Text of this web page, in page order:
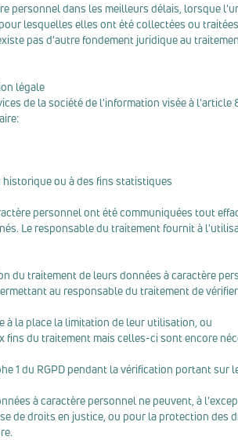
personnel dans les meilleurs délais, lorsque
lesquelles elles ont été collectées ou
pas d'autre fondement juridique au
légale
de la société de l'information visée à l'article
ou à des fins statistiques
personnel ont été communiquées tout
Le responsable du traitement fournit à
du traitement de leurs données à caractère
au responsable du traitement de
à la place la limitation de leur utilisation, ou
du traitement mais celles-ci sont encore
1 du RGPD pendant la vérification portant
à caractère personnel ne peuvent, à
de droits en justice, ou pour la protection des